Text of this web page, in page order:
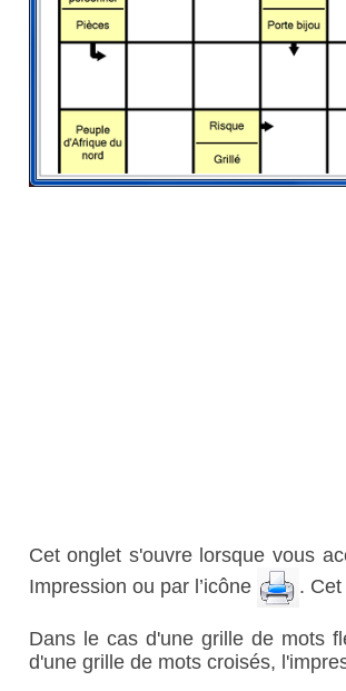
Cet onglet s'ouvre lorsque vous
Impression ou par l’icône
.
Dans le cas d'une grille de mots
d'une grille de mots croisés,